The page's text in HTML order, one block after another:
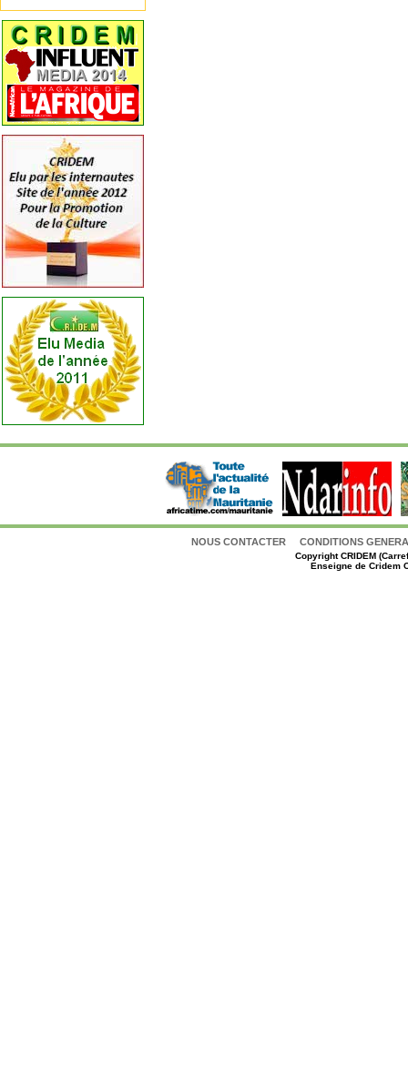
NOUS CONTACTER CONDITIONS
CopyrightCRIDEM
Enseigne de Cridem